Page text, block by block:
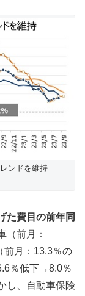
ンドを維持
た費目の前年同
（前月：
前月：13.3％の
％低下→8.0％
し、自動車保険